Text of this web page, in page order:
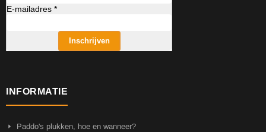
E-mailadres *
Inschrijven
INFORMATIE
Paddo's plukken, hoe en wanneer?